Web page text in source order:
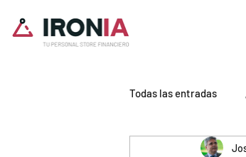
Todas las entradas
Tecnología IronIA